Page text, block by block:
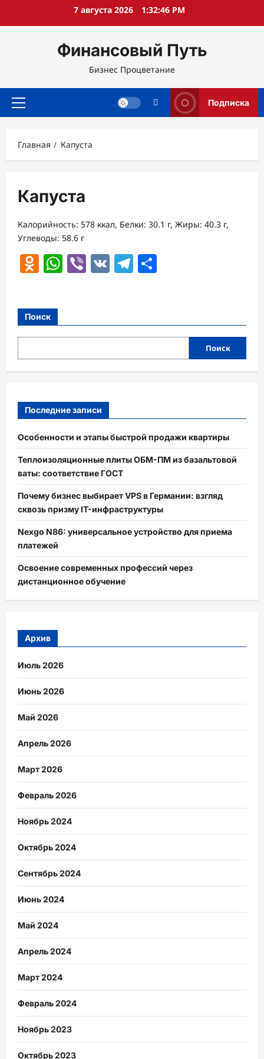
7 августа 2026 1:32:46 PM
Финансовый Путь
Бизнес Процветание
Основное
Подписка
Главная Капуста
Капуста
Калорийность: 578 ккал, Белки: 30.1 г, Жиры: 40.3 г,
Углеводы: 58.6 г
Odnoklassniki
WhatsApp
Viber
VK Telegram
Поиск
Поиск
Последние записи
Особенности и этапы быстрой продажи квартиры
Теплоизоляционные плиты ОБМ-ПМ из базальтовой
ваты: соответствие ГОСТ
Почему бизнес выбирает VPS в Германии: взгляд
сквозь призму IT-инфраструктуры
Nexgo N86: универсальное устройство для приема
платежей
Освоение современных профессий через
дистанционное обучение
Архив
Июль 2026
Июнь 2026
Май 2026
Апрель 2026
Март 2026
Февраль 2026
Ноябрь 2024
Октябрь 2024
Сентябрь 2024
Июнь 2024
Май 2024
Апрель 2024
Март 2024
Февраль 2024
Ноябрь 2023
Октябрь 2023